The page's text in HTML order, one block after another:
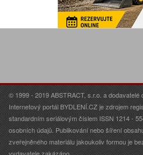
© 1999 - 2019 ABSTRACT, s.r.o. a dodavatelé
Internetový portál BYDLENÍ.CZ je zdrojem
standardním seriálovým číslem ISSN 1214 -
osobních údajů. Publikování nebo šíření
zveřejněného materiálu jakoukoliv formou je
vydavatele zakázáno.